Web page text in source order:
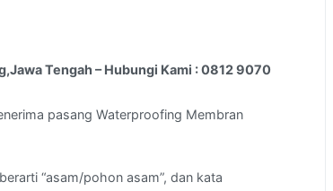
Tengah – Hubungi Kami : 0812 9070
pasang Waterproofing Membran
“asam/pohon asam”, dan kata